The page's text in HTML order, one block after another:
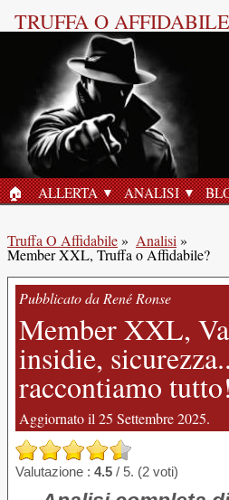
TRUFFA O AFFIDABILE
HOME
🏠︎ ALLERTA ANALISI
Truffa O Affidabile» Analisi»
Member XXL, Truffa o Affidabile?
Pubblicato da René Ronse
Member XXL,
insidie,
raccontiamo tutto!
Aggiornato il 25 Settembre 2025.
Valutazione : 4.5 / 5. (2 voti)